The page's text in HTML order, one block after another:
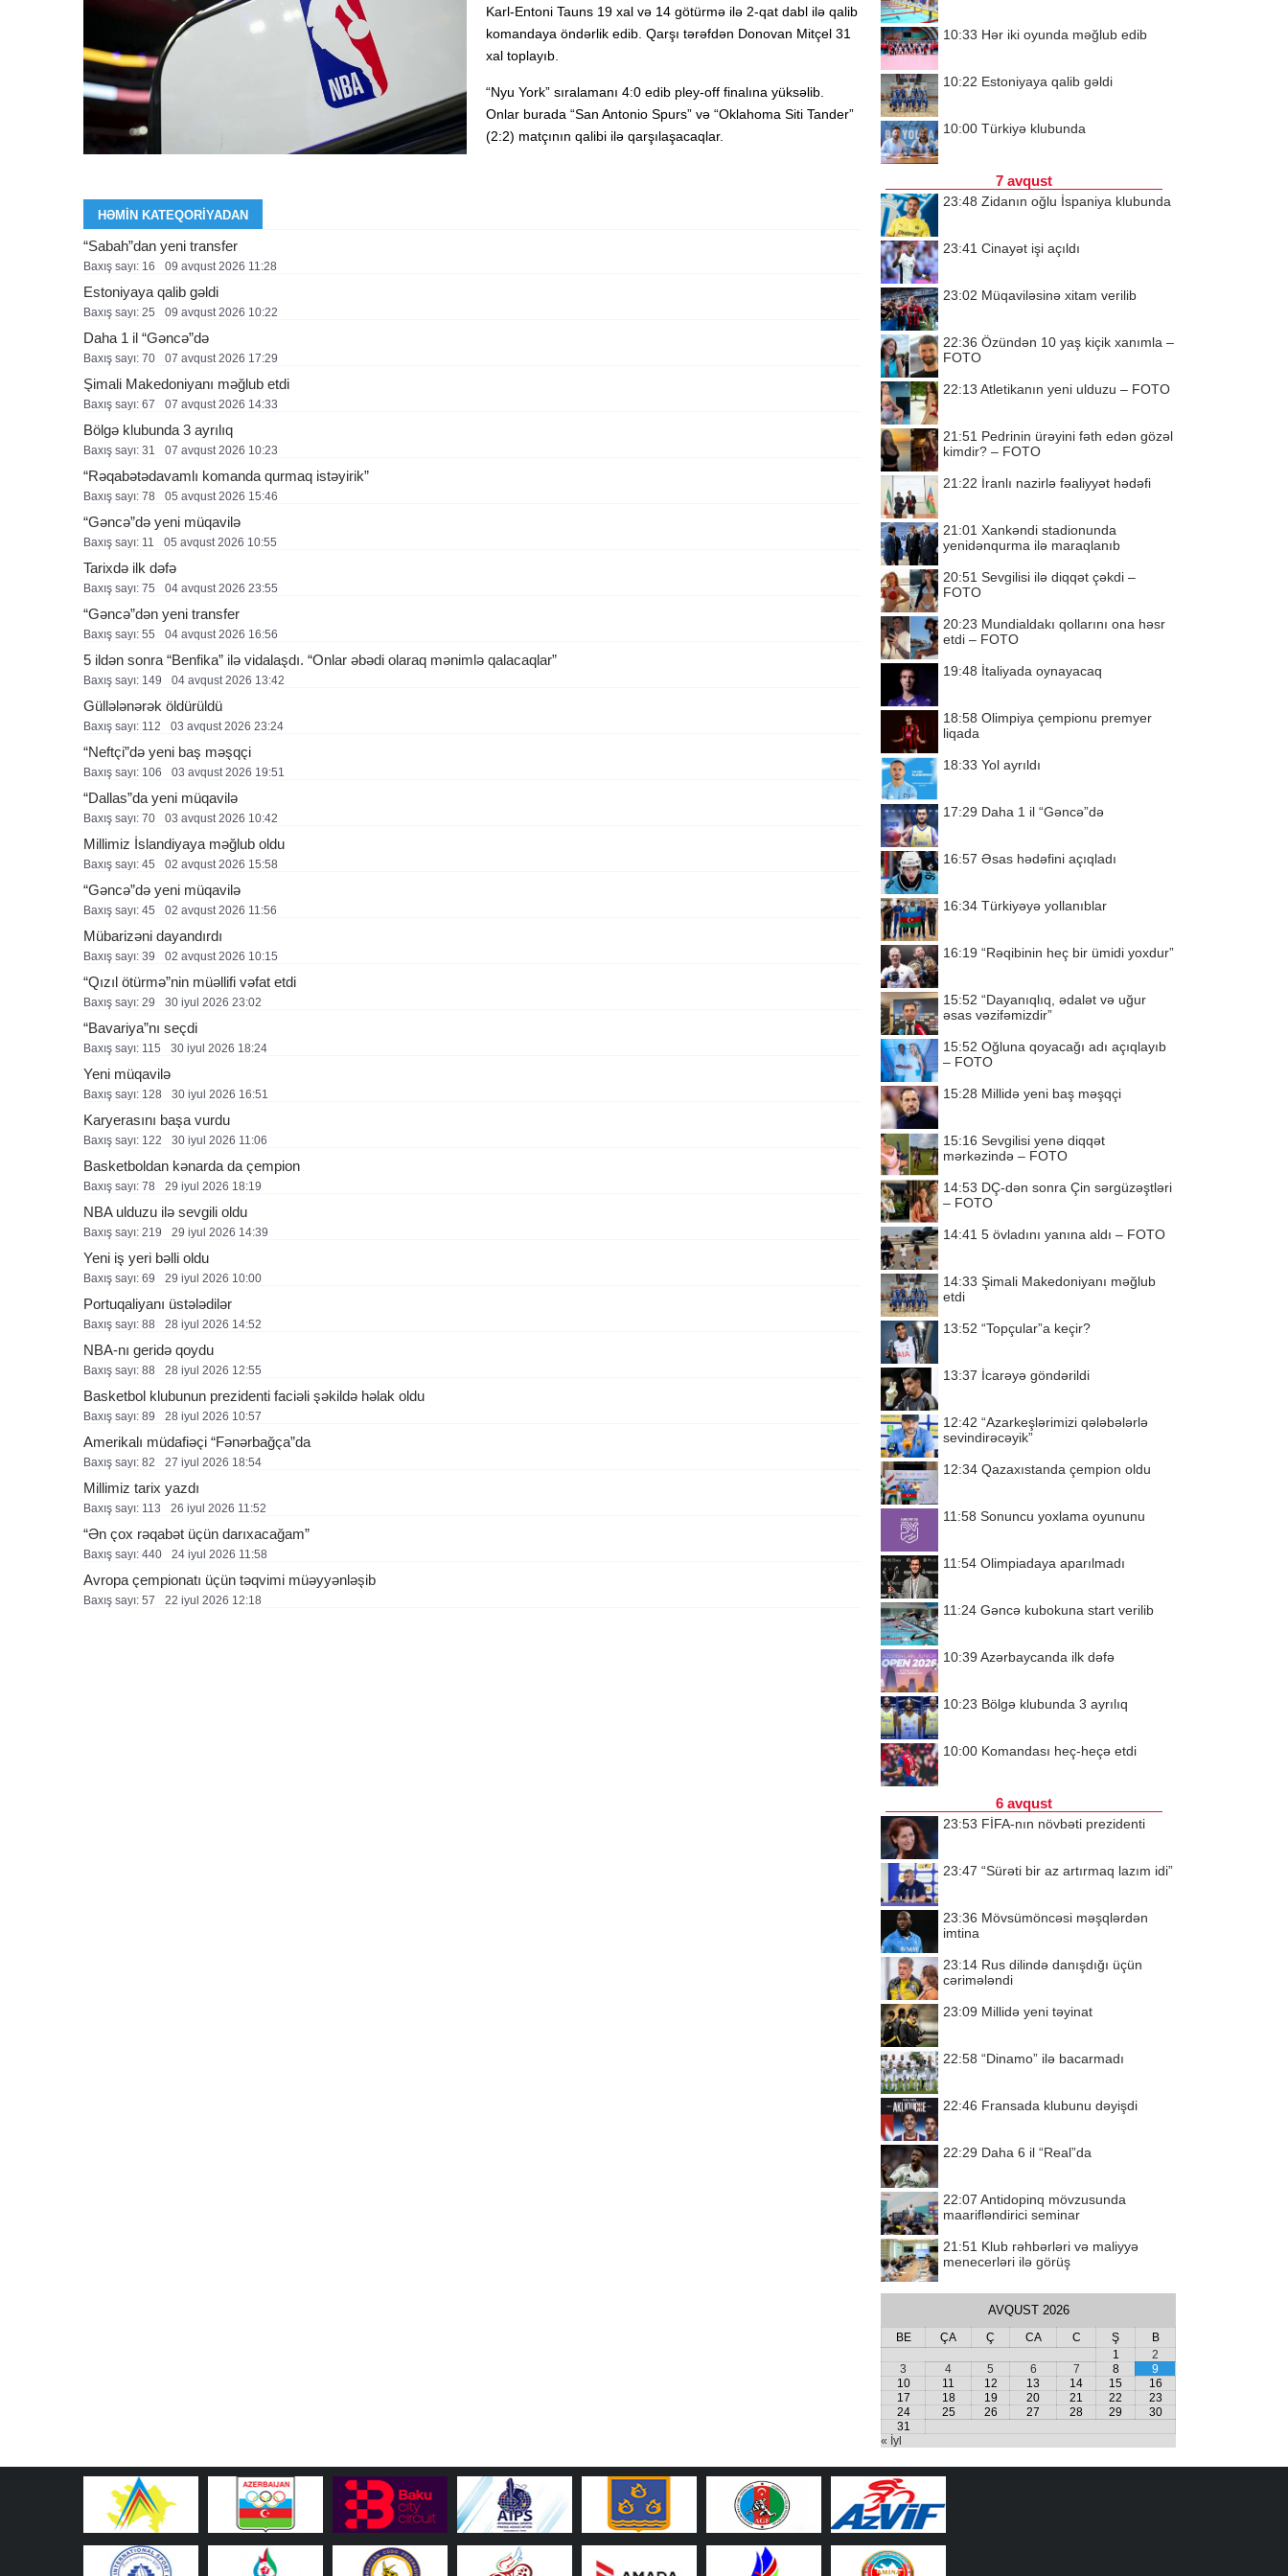
Karl-Entoni Tauns 19 xal və 14 götürmə ilə 2-qat dabl ilə qalib
komandaya öndərlik edib. Qarşı tərəfdən Donovan Mitçel 31
xal toplayıb.
“Nyu York” sıralamanı 4:0 edib pley-off finalına yüksəlib.
Onlar burada “San Antonio Spurs” və “Oklahoma Siti Tander”
(2:2) matçının qalibi ilə qarşılaşacaqlar.
HƏMIN KATEQORIYADAN
“Sabah”dan yeni transfer
Baxış sayı: 16 09 avqust 2026 11:28
Estoniyaya qalib gəldi
Baxış sayı: 25 09 avqust 2026 10:22
Daha 1 il “Gəncə”də
Baxış sayı: 70 07 avqust 2026 17:29
Şimali Makedoniyanı məğlub etdi
Baxış sayı: 67 07 avqust 2026 14:33
Bölgə klubunda 3 ayrılıq
Baxış sayı: 31 07 avqust 2026 10:23
“Rəqabətədavamlı komanda qurmaq istəyirik”
Baxış sayı: 78 05 avqust 2026 15:46
“Gəncə”də yeni müqavilə
Baxış sayı: 11 05 avqust 2026 10:55
Tarixdə ilk dəfə
Baxış sayı: 75 04 avqust 2026 23:55
“Gəncə”dən yeni transfer
Baxış sayı: 55 04 avqust 2026 16:56
5 ildən sonra “Benfika” ilə vidalaşdı. “Onlar əbədi olaraq mənimlə qalacaqlar”
Baxış sayı: 149 04 avqust 2026 13:42
Güllələnərək öldürüldü
Baxış sayı: 112 03 avqust 2026 23:24
“Neftçi”də yeni baş məşqçi
Baxış sayı: 106 03 avqust 2026 19:51
“Dallas”da yeni müqavilə
Baxış sayı: 70 03 avqust 2026 10:42
Millimiz İslandiyaya məğlub oldu
Baxış sayı: 45 02 avqust 2026 15:58
“Gəncə”də yeni müqavilə
Baxış sayı: 45 02 avqust 2026 11:56
Mübarizəni dayandırdı
Baxış sayı: 39 02 avqust 2026 10:15
“Qızıl ötürmə”nin müəllifi vəfat etdi
Baxış sayı: 29 30 i̇yul 2026 23:02
“Bavariya”nı seçdi
Baxış sayı: 115 30 i̇yul 2026 18:24
Yeni müqavilə
Baxış sayı: 128 30 i̇yul 2026 16:51
Karyerasını başa vurdu
Baxış sayı: 122 30 i̇yul 2026 11:06
Basketboldan kənarda da çempion
Baxış sayı: 78 29 i̇yul 2026 18:19
NBA ulduzu ilə sevgili oldu
Baxış sayı: 219 29 i̇yul 2026 14:39
Yeni iş yeri bəlli oldu
Baxış sayı: 69 29 i̇yul 2026 10:00
Portuqaliyanı üstələdilər
Baxış sayı: 88 28 i̇yul 2026 14:52
NBA-nı geridə qoydu
Baxış sayı: 88 28 i̇yul 2026 12:55
Basketbol klubunun prezidenti faciəli şəkildə həlak oldu
Baxış sayı: 89 28 i̇yul 2026 10:57
Amerikalı müdafiəçi “Fənərbağça”da
Baxış sayı: 82 27 i̇yul 2026 18:54
Millimiz tarix yazdı
Baxış sayı: 113 26 i̇yul 2026 11:52
“Ən çox rəqabət üçün darıxacağam”
Baxış sayı: 440 24 i̇yul 2026 11:58
Avropa çempionatı üçün təqvimi müəyyənləşib
Baxış sayı: 57 22 i̇yul 2026 12:18
10:33 Hər iki oyunda məğlub edib
10:22 Estoniyaya qalib gəldi
10:00 Türkiyə klubunda
7 avqust
23:48 Zidanın oğlu İspaniya klubunda
23:41 Cinayət işi açıldı
23:02 Müqaviləsinə xitam verilib
22:36 Özündən 10 yaş kiçik xanımla –
FOTO
22:13 Atletikanın yeni ulduzu – FOTO
21:51 Pedrinin ürəyini fəth edən gözəl
kimdir? – FOTO
21:22 İranlı nazirlə fəaliyyət hədəfi
21:01 Xankəndi stadionunda
yenidənqurma ilə maraqlanıb
20:51 Sevgilisi ilə diqqət çəkdi –
FOTO
20:23 Mundialdakı qollarını ona həsr
etdi – FOTO
19:48 İtaliyada oynayacaq
18:58 Olimpiya çempionu premyer
liqada
18:33 Yol ayrıldı
17:29 Daha 1 il “Gəncə”də
16:57 Əsas hədəfini açıqladı
16:34 Türkiyəyə yollanıblar
16:19 “Rəqibinin heç bir ümidi yoxdur”
15:52 “Dayanıqlıq, ədalət və uğur
əsas vəzifəmizdir”
15:52 Oğluna qoyacağı adı açıqlayıb
– FOTO
15:28 Millidə yeni baş məşqçi
15:16 Sevgilisi yenə diqqət
mərkəzində – FOTO
14:53 DÇ-dən sonra Çin sərgüzəştləri
– FOTO
14:41 5 övladını yanına aldı – FOTO
14:33 Şimali Makedoniyanı məğlub
etdi
13:52 “Topçular”a keçir?
13:37 İcarəyə göndərildi
12:42 “Azarkeşlərimizi qələbələrlə
sevindirəcəyik”
12:34 Qazaxıstanda çempion oldu
11:58 Sonuncu yoxlama oyununu
11:54 Olimpiadaya aparılmadı
11:24 Gəncə kubokuna start verilib
10:39 Azərbaycanda ilk dəfə
10:23 Bölgə klubunda 3 ayrılıq
10:00 Komandası heç-heçə etdi
6 avqust
23:53 FİFA-nın növbəti prezidenti
23:47 “Sürəti bir az artırmaq lazım idi”
23:36 Mövsümöncəsi məşqlərdən
imtina
23:14 Rus dilində danışdığı üçün
cərimələndi
23:09 Millidə yeni təyinat
22:58 “Dinamo” ilə bacarmadı
22:46 Fransada klubunu dəyişdi
22:29 Daha 6 il “Real”da
22:07 Antidopinq mövzusunda
maarifləndirici seminar
21:51 Klub rəhbərləri və maliyyə
menecerləri ilə görüş
AVQUST 2026
BE ÇA Ç CA C Ş
B
1
2
3
4 5 6 7 8
9
10
11 12 13 14 15
16
17
18 19 20 21 22
23
24
25 26 27 28 29
30
31
« İyl